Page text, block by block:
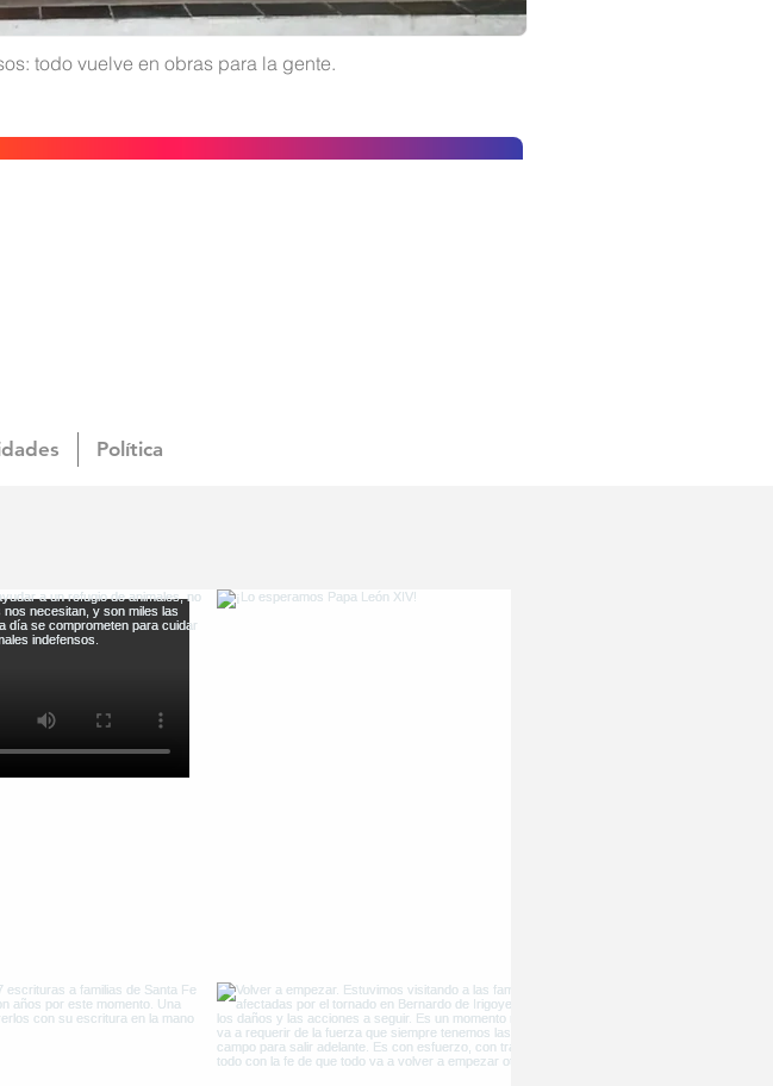
todo vuelve en obras para la gente.
Política